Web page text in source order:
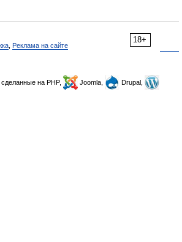
18+
Реклама на сайте
, сделанные на PHP, Joomla,
Drupal,